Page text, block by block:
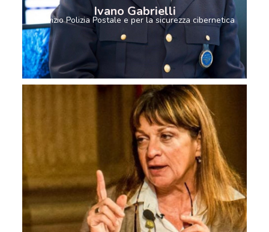
Ivano Gabrielli
Servizio Polizia Postale e per la sicurezza cibernetica